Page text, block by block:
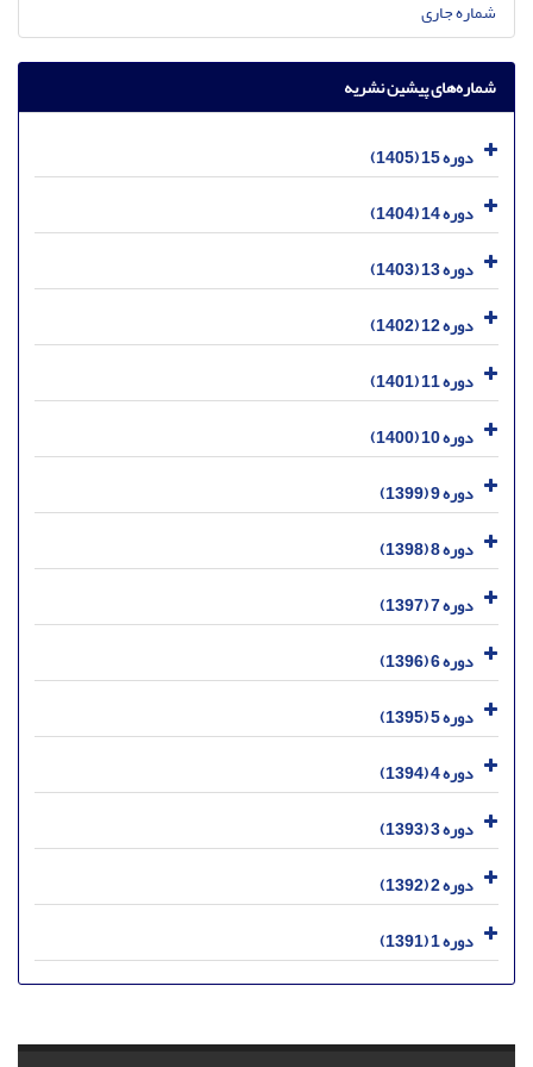
شماره جاری
شماره‌های پیشین نشریه
دوره 15 (1405)
دوره 14 (1404)
دوره 13 (1403)
دوره 12 (1402)
دوره 11 (1401)
دوره 10 (1400)
دوره 9 (1399)
دوره 8 (1398)
دوره 7 (1397)
دوره 6 (1396)
دوره 5 (1395)
دوره 4 (1394)
دوره 3 (1393)
دوره 2 (1392)
دوره 1 (1391)